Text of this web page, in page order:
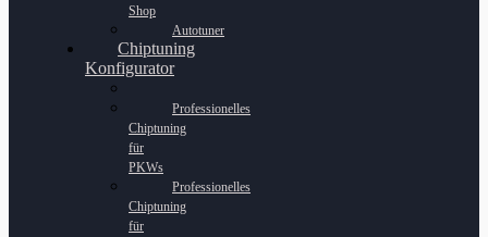
Shop
Autotuner
Chiptuning
Konfigurator
Professionelles
Chiptuning
für
PKWs
Professionelles
Chiptuning
für